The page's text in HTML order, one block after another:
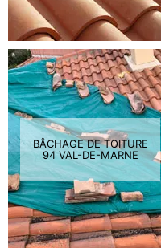
BÂCHAGE DE TOITURE
94 VAL-DE-MARNE